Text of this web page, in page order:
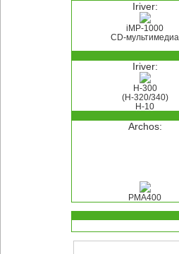
Iriver:
iMP-1000
CD-мультимедиа
Iriver:
H-300
(H-320/340)
H-10
Archos:
РМА400